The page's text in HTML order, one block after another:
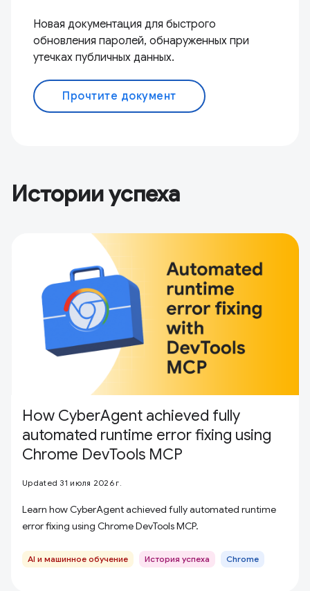
Новая документация для быстрого
обновления паролей, обнаруженных при
утечках публичных данных.
Прочтите документ
Истории успеха
How CyberAgent achieved fully
automated runtime error fixing using
Chrome DevTools MCP
Updated 31 июля 2026 г.
Learn how CyberAgent achieved fully automated runtime
error fixing using Chrome DevTools MCP.
AI и машинное обучение История успеха Chrome